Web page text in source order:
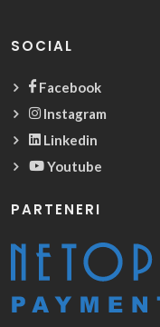
SOCIAL
Facebook
Instagram
Linkedin
Youtube
PARTENERI